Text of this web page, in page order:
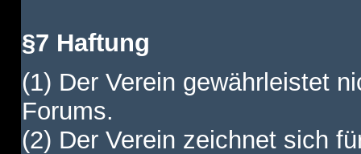
§7 Haftung
(1) Der Verein gewährleistet
Forums.
(2) Der Verein zeichnet sich